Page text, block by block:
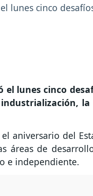
lunes cinco
el lunes cinco
la
aniversario del
áreas de
e independiente.